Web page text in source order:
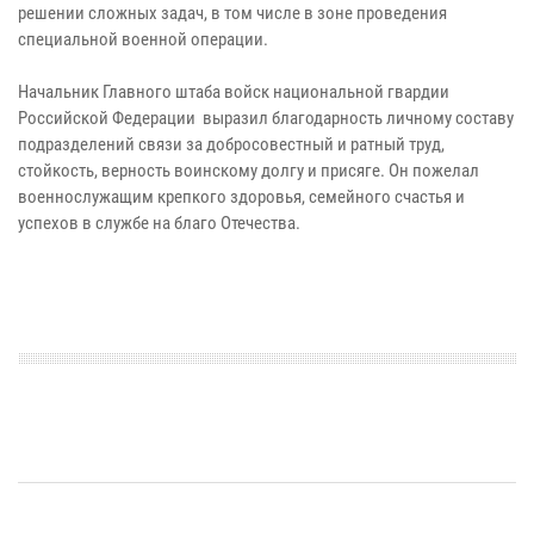
решении сложных задач, в том числе в зоне проведения
специальной военной операции.
Начальник Главного штаба войск национальной гвардии
Российской Федерации выразил благодарность личному составу
подразделений связи за добросовестный и ратный труд,
стойкость, верность воинскому долгу и присяге. Он пожелал
военнослужащим крепкого здоровья, семейного счастья и
успехов в службе на благо Отечества.